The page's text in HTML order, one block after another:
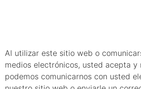
Al utilizar este sitio web o
medios electrónicos, usted acepta y
podemos comunicarnos con usted